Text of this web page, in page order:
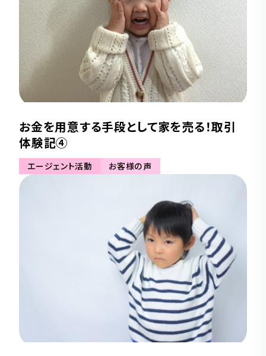
お金を用意する手段として家を売る！取引
体験記④
エージェント活動 お客様の声